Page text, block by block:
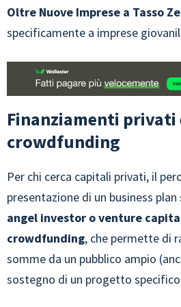
Oltre Nuove Imprese a Tasso
specificamente a imprese
Finanziamenti privati
crowdfunding
Per chi cerca capitali privati, il
presentazione di un business
angel investor o venture
crowdfunding, che permette di
somme da un pubblico ampio
sostegno di un progetto